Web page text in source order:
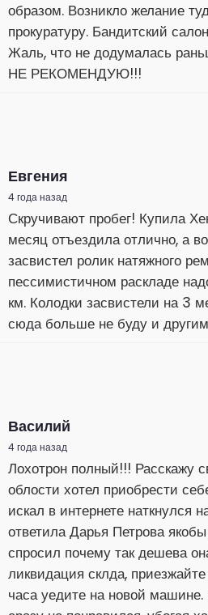
образом. Возникло желание
прокуратуру. Бандитский
Жаль, что не додумалась
НЕ РЕКОМЕНДУЮ!!!
Евгения
4 года назад
Скручивают пробег! Купила
месяц отъездила отлично, а
засвистел ролик натяжного
пессимистичном раскладе
км. Колодки засвистели на 3
сюда больше не буду и
Василий
4 года назад
Лохотрон полный!!! Расскажу
облости хотел приобрести
искал в интернете наткнулся
ответила Дарья Петрова
спросил почему так дешева
ликвидация склда,
часа уедите на новой